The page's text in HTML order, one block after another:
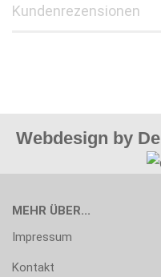
Kundenrezensionen
Webdesign by
MEHR ÜBER...
Impressum
Kontakt